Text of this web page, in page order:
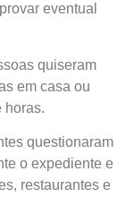
eventual
quiseram
em casa ou
horas.
questionaram
o expediente e
restaurantes e